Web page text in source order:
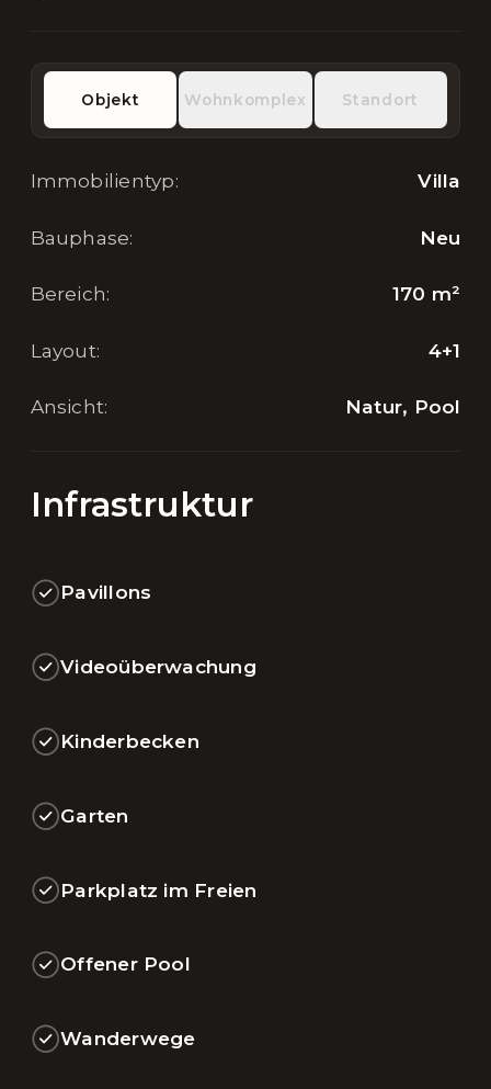
Objekt Wohnkomplex Standort
Immobilientyp: Villa
Bauphase: Neu
Bereich: 170 m²
Layout: 4+1
Ansicht: Natur, Pool
Infrastruktur
Pavillons
Videoüberwachung
Kinderbecken
Garten
Parkplatz im Freien
Offener Pool
Wanderwege